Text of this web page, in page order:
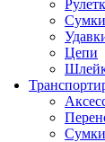
Сумки
Цепи
Сумки